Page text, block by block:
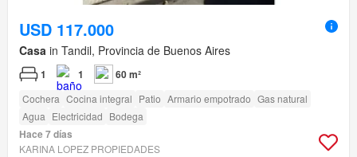
USD 117.000
Casa in Tandil, Provincia de Buenos Aires
1 1 60 m²
Cochera Cocina integral Patio Armario empotrado Gas natural
Agua Electricidad Bodega
Hace 7 días
KARINA LOPEZ PROPIEDADES